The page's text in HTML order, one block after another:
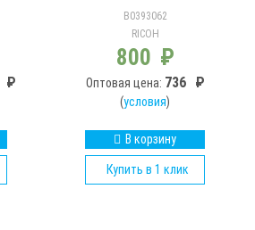
₽
B0393062
RICOH
800 ₽
Оптовая цена: 736 ₽
(условия)
В корзину
Купить в 1 клик